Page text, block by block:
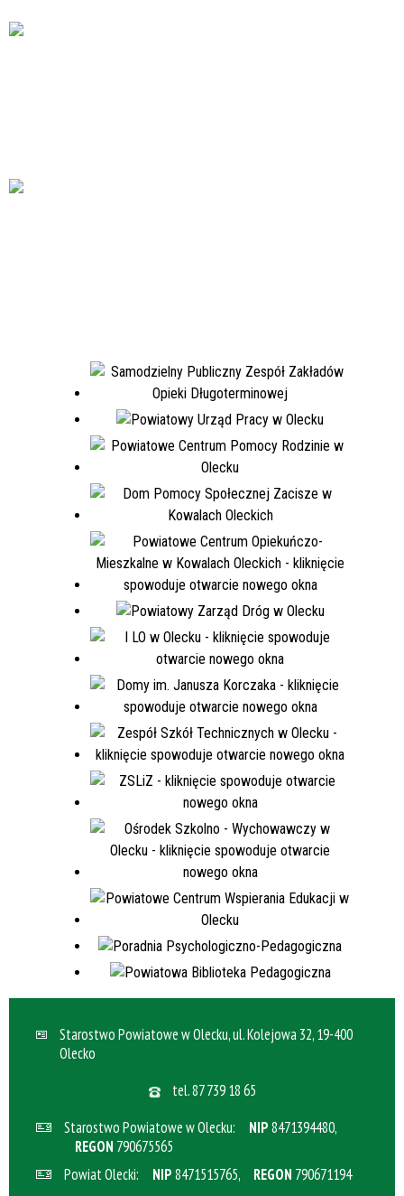
Starostwo Powiatowe w Olecku, ul. Kolejowa 32, 19-400
Olecko
tel.87 739 18 65
Starostwo Powiatowe w Olecku:
NIP8471394480,
REGON 790675565
Powiat Olecki:
NIP8471515765, REGON 790671194